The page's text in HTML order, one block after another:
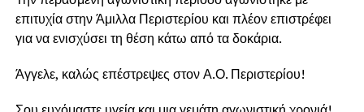
επιτυχία στην Άμιλλα Περιστερίου και πλέον επιστρέφει
για να ενισχύσει τη θέση κάτω από τα δοκάρια.
Άγγελε, καλώς επέστρεψες στον Α.Ο. Περιστερίου!